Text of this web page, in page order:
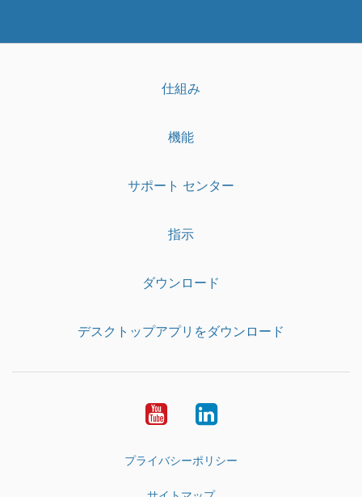
仕組み
機能
サポート センター
指示
ダウンロード
デスクトップアプリをダウンロード
YouTubeLinkedIn
プライバシーポリシー